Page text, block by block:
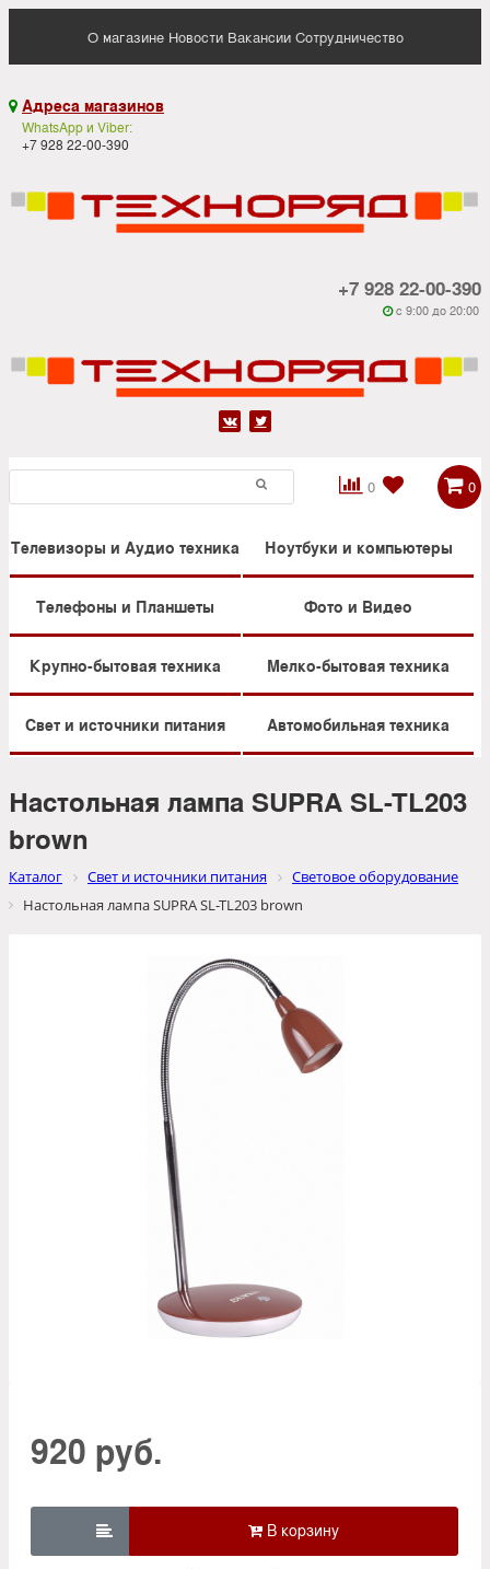
О магазине Новости Вакансии Сотрудничество
 Адреса магазинов
WhatsApp и Viber:
+7 928 22-00-390
+7 928 22-00-390
 c 9:00 до 20:00
 
0

 0
Телевизоры и Аудио техника Ноутбуки и компьютеры
Телефоны и Планшеты Фото и Видео
Крупно-бытовая техника Мелко-бытовая техника
Свет и источники питания Автомобильная техника
Настольная лампа SUPRA SL-TL203
brown
Каталог Свет и источники питания
Световое оборудование
Настольная лампа SUPRA SL-TL203 brown
920 руб.
